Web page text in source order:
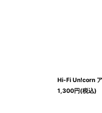
Hi-Fi Un!corn
1,300円(税込)